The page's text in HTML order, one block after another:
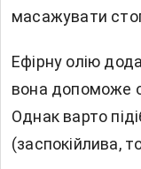
масажувати
Ефірну олію
вона допоможе
Однак варто
(заспокійлива,